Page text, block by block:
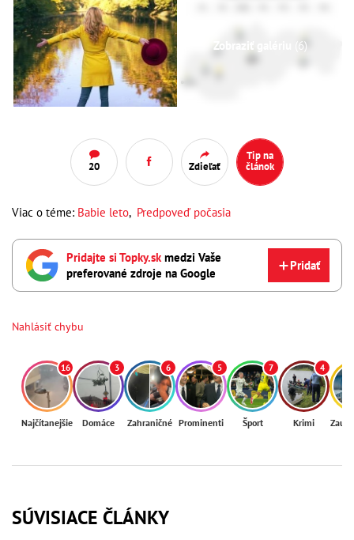
Zobraziť galériu (6)
20 Zdieľať
Tip na
článok
Viac o téme: Babie leto, Predpoveď počasia
Pridajte si Topky.sk medzi Vaše
preferované zdroje na Google
Pridať
Nahlásiť chybu
16
Najčítanejšie
3
Domáce
6
Zahraničné
5
Prominenti
7
Šport
4
Krimi
SÚVISIACE ČLÁNKY